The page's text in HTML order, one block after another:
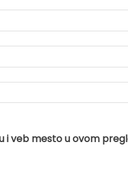
i veb mesto u ovom